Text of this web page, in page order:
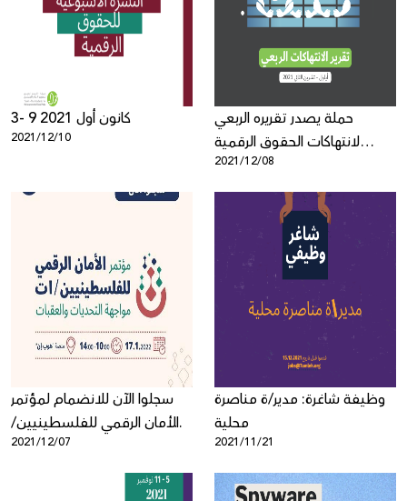
3- 9 كانون أول 2021
2021/12/10
حملة يصدر تقريره الربعي
لانتهاكات الحقوق الرقمية
2021/12/08
سجلوا الآن للانضمام لمؤتمر
"الأمان الرقمي للفلسطينيين/
ات: مواجهة التحديات
2021/12/07
وظيفة شاغرة: مدير/ة مناصرة
محلية
2021/11/21